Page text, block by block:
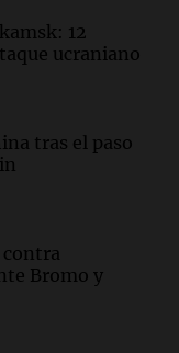
12
ucraniano
tras el paso
Bromo y